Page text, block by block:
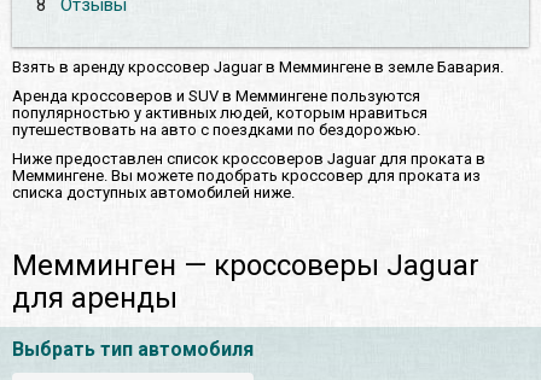
Взять в аренду кроссовер Jaguar в Меммингене в земле Бавария.
Аренда кроссоверов и SUV в Меммингене пользуются
популярностью у активных людей, которым нравиться
путешествовать на авто с поездками по бездорожью.
Ниже предоставлен список кроссоверов Jaguar для проката в
Меммингене. Вы можете подобрать кроссовер для проката из
списка доступных автомобилей ниже.
Мемминген — кроссоверы Jaguar
для аренды
Выбрать тип автомобиля